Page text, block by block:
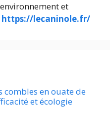
et
https://lecaninole.fr/
combles en ouate de
et écologie